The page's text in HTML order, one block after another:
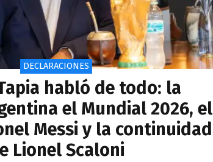
DECLARACIONES
habló de todo: la
el Mundial 2026, el
Messi y la continuidad
Lionel Scaloni